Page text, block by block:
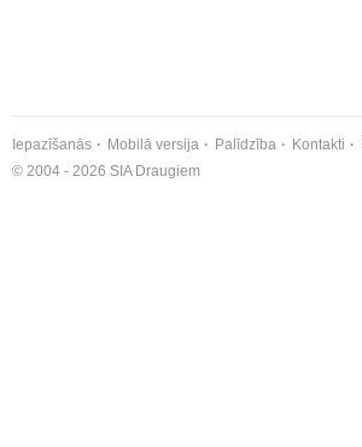
Iepazīšanās Mobilā versija Palīdzība Kontakti
© 2004 - 2026 SIA Draugiem